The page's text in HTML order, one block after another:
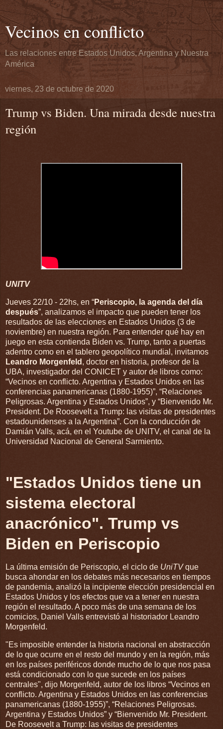
Vecinos en conflicto
Las relaciones entre Estados Unidos, Argentina y Nuestra
América
viernes, 23 de octubre de 2020
Trump vs Biden. Una mirada desde nuestra
región
UNITV
Jueves 22/10 - 22hs, en “Periscopio, la agenda del día
después”, analizamos el impacto que pueden tener los
resultados de las elecciones en Estados Unidos (3 de
noviembre) en nuestra región. Para entender qué hay en
juego en esta contienda Biden vs. Trump, tanto a puertas
adentro como en el tablero geopolítico mundial, invitamos
Leandro Morgenfeld , doctor en historia, profesor de la
UBA, investigador del CONICET y autor de libros como:
“Vecinos en conflicto. Argentina y Estados Unidos en las
conferencias panamericanas (1880-1955)”, “Relaciones
Peligrosas. Argentina y Estados Unidos”, y “Bienvenido Mr.
President. De Roosevelt a Trump: las visitas de presidentes
estadounidenses a la Argentina”. Con la conducción de
Damián Valls, acá, en el Youtube de UNITV, el canal de la
Universidad Nacional de General Sarmiento.
"Estados Unidos tiene un
sistema electoral
anacrónico". Trump vs
Biden en Periscopio
La última emisión de Periscopio, el ciclo de UniTVque
busca ahondar en los debates más necesarios en tiempos
de pandemia, analizó la incipiente elección presidencial en
Estados Unidos y los efectos que va a tener en nuestra
región el resultado. A poco más de una semana de los
comicios, Daniel Valls entrevistó al historiador Leandro
Morgenfeld.
"Es imposible entender la historia nacional en abstracción
de lo que ocurre en el resto del mundo y en la región, más
en los países periféricos donde mucho de lo que nos pasa
está condicionado con lo que sucede en los países
centrales", dijo Morgenfeld, autor de los libros “Vecinos en
conflicto. Argentina y Estados Unidos en las conferencias
panamericanas (1880-1955)”, “Relaciones Peligrosas.
Argentina y Estados Unidos” y “Bienvenido Mr. President.
De Roosevelt a Trump: las visitas de presidentes